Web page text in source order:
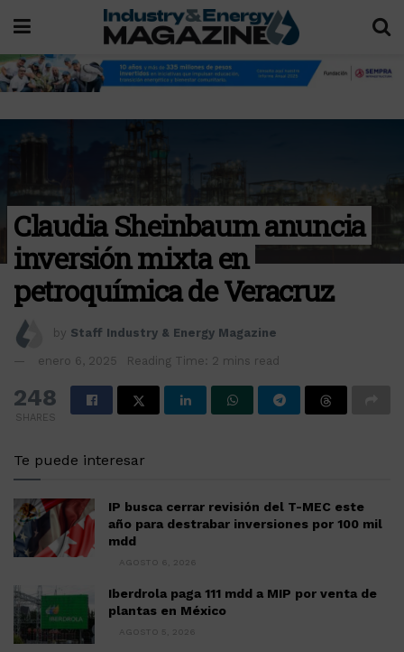
Claudia Sheinbaum anuncia
inversión mixta en
petroquímica de Veracruz
by Staff Industry & Energy Magazine
enero 6, 2025 Reading Time: 2 mins read
248
SHARES
Te puede interesar
IP busca cerrar revisión del T-MEC este
año para destrabar inversiones por 100 mil
mdd
AGOSTO 6, 2026
Iberdrola paga 111 mdd a MIP por venta de
plantas en México
AGOSTO 5, 2026